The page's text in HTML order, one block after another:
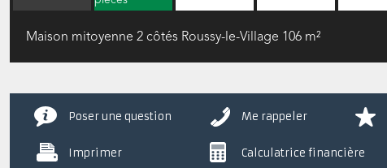
Maison mitoyenne 2 côtés Roussy-le-Village 106 m²
Poser une question Me rappeler
Imprimer Calculatrice financière